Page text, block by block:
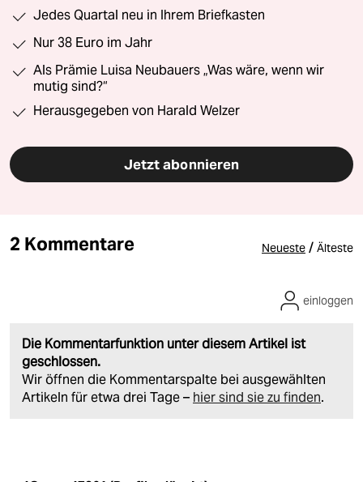
Jedes Quartal neu in Ihrem Briefkasten
Nur 38 Euro im Jahr
Als Prämie Luisa Neubauers „Was wäre, wenn wir
mutig sind?“
Herausgegeben von Harald Welzer
Jetzt abonnieren
2 Kommentare Neueste / Älteste
Die Kommentarfunktion unter diesem Artikel ist
geschlossen.
Wir öffnen die Kommentarspalte bei ausgewählten
Artikeln für etwa drei Tage – hier sind sie zu finden.
einloggen